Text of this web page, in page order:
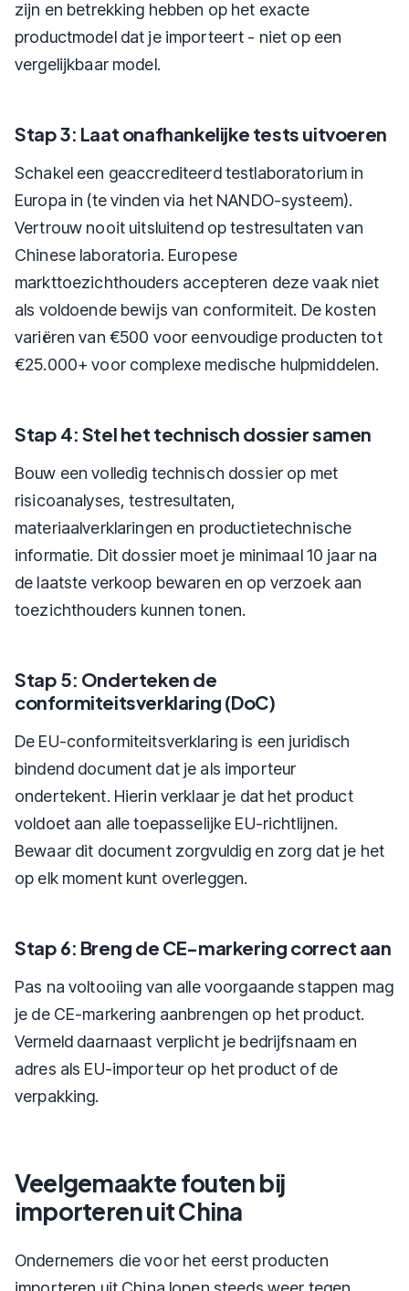
zijn en betrekking hebben op het exacte
productmodel dat je importeert - niet op een
vergelijkbaar model.
Stap 3: Laat onafhankelijke tests uitvoeren
Schakel een geaccrediteerd testlaboratorium in
Europa in (te vinden via het NANDO-systeem).
Vertrouw nooit uitsluitend op testresultaten van
Chinese laboratoria. Europese
markttoezichthouders accepteren deze vaak niet
als voldoende bewijs van conformiteit. De kosten
variëren van €500 voor eenvoudige producten tot
€25.000+ voor complexe medische hulpmiddelen.
Stap 4: Stel het technisch dossier samen
Bouw een volledig technisch dossier op met
risicoanalyses, testresultaten,
materiaalverklaringen en productietechnische
informatie. Dit dossier moet je minimaal 10 jaar na
de laatste verkoop bewaren en op verzoek aan
toezichthouders kunnen tonen.
Stap 5: Onderteken de
conformiteitsverklaring (DoC)
De EU-conformiteitsverklaring is een juridisch
bindend document dat je als importeur
ondertekent. Hierin verklaar je dat het product
voldoet aan alle toepasselijke EU-richtlijnen.
Bewaar dit document zorgvuldig en zorg dat je het
op elk moment kunt overleggen.
Stap 6: Breng de CE-markering correct aan
Pas na voltooiing van alle voorgaande stappen mag
je de CE-markering aanbrengen op het product.
Vermeld daarnaast verplicht je bedrijfsnaam en
adres als EU-importeur op het product of de
verpakking.
Veelgemaakte fouten bij
importeren uit China
Ondernemers die voor het eerst producten